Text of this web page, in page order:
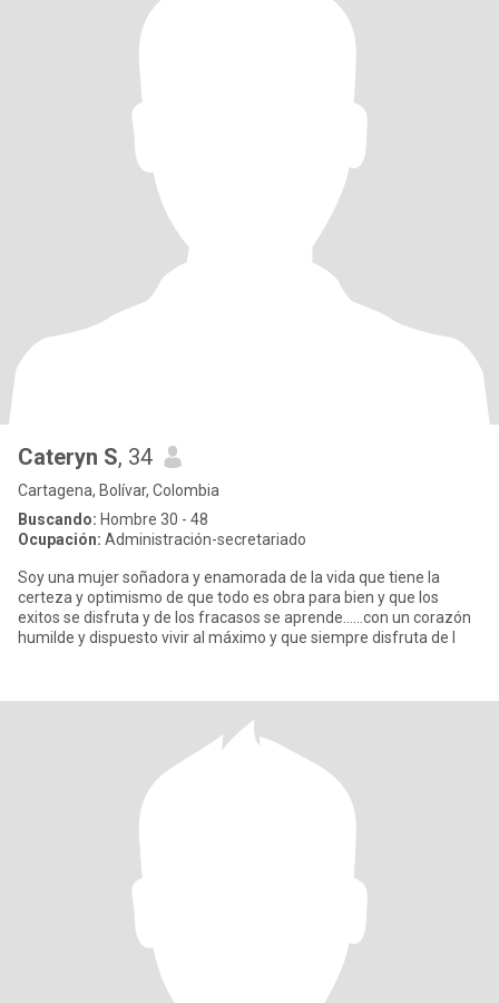
Cateryn S, 34
Cartagena, Bolívar, Colombia
Buscando: Hombre 30 - 48
Ocupación: Administración-secretariado
Soy una mujer soñadora y enamorada de la vida que tiene la
certeza y optimismo de que todo es obra para bien y que los
exitos se disfruta y de los fracasos se aprende......con un corazón
humilde y dispuesto vivir al máximo y que siempre disfruta de l